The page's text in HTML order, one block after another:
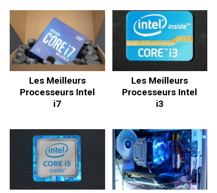
Les Meilleurs
Processeurs Intel
i7
Les Meilleurs
Processeurs Intel
i3